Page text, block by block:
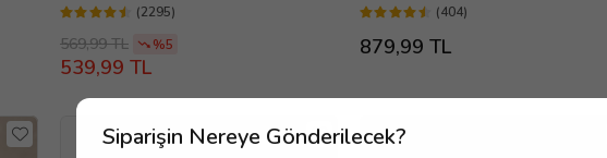
Siparişin Nereye Gönderilecek?
(2295)
569,99 TL %5
539,99 TL
(404)
879,99 TL